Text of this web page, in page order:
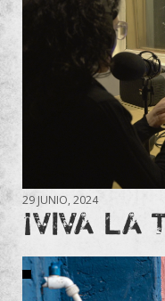
29 JUNIO, 2024
¡VIVA LA